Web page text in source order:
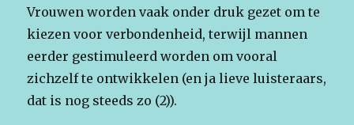
Vrouwen worden vaak onder druk gezet om te
kiezen voor verbondenheid, terwijl mannen
eerder gestimuleerd worden om vooral
zichzelf te ontwikkelen (en ja lieve luisteraars,
dat is nog steeds zo (2)).